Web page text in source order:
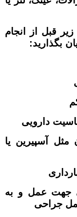
قبل از انجام
بگذارید:
دارویی
آسپیرین یا
جهت عمل و به
جراحی